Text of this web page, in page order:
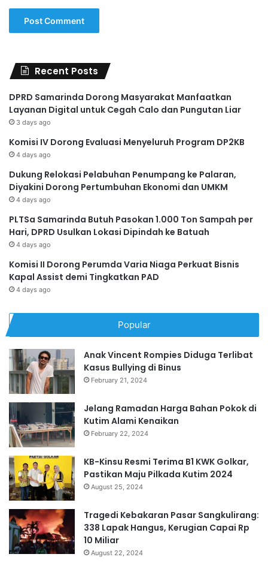
Recent Posts
DPRD Samarinda Dorong Masyarakat Manfaatkan
Layanan Digital untuk Cegah Calo dan Pungutan Liar
3 days ago
Komisi IV Dorong Evaluasi Menyeluruh Program DP2KB
4 days ago
Dukung Relokasi Pelabuhan Penumpang ke Palaran,
Diyakini Dorong Pertumbuhan Ekonomi dan UMKM
4 days ago
PLTSa Samarinda Butuh Pasokan 1.000 Ton Sampah per
Hari, DPRD Usulkan Lokasi Dipindah ke Batuah
4 days ago
Komisi II Dorong Perumda Varia Niaga Perkuat Bisnis
Kapal Assist demi Tingkatkan PAD
4 days ago
Popular
Anak Vincent Rompies Diduga Terlibat
Kasus Bullying di Binus
February 21, 2024
Jelang Ramadan Harga Bahan Pokok di
Kutim Alami Kenaikan
February 22, 2024
KB-Kinsu Resmi Terima B1 KWK Golkar,
Pastikan Maju Pilkada Kutim 2024
August 25, 2024
Tragedi Kebakaran Pasar Sangkulirang:
338 Lapak Hangus, Kerugian Capai Rp
10 Miliar
August 22, 2024